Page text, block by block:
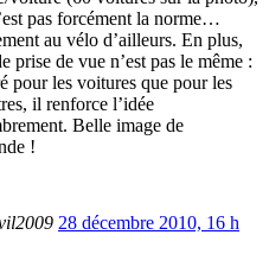
pas forcément la norme…
au vélo d’ailleurs. En plus,
prise de vue n’est pas le même :
pour les voitures que pour les
il renforce l’idée
Belle image de
!
28 décembre 2010, 16 h